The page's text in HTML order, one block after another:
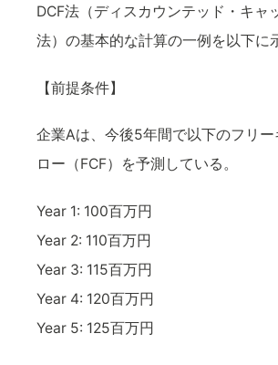
DCF法（ディスカウンテッド・キャ
法）の基本的な計算の一例を以下に
【前提条件】
企業Aは、今後5年間で以下のフリー
ロー（FCF）を予測している。
Year 1: 100百万円
Year 2: 110百万円
Year 3: 115百万円
Year 4: 120百万円
Year 5: 125百万円